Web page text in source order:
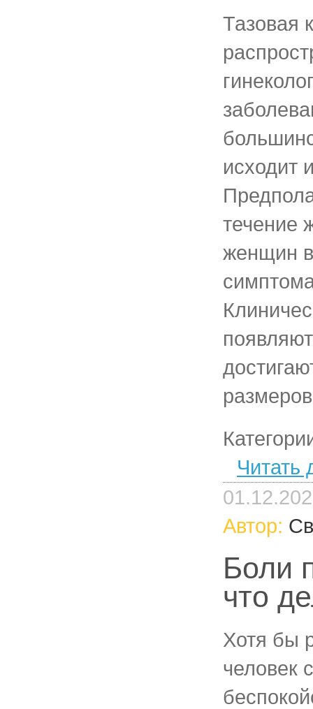
Тазовая
исходит
течение
женщин
Читать
Автор:
Боли
что
Хотя бы
человек